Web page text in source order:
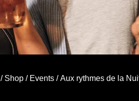
/ Shop/ Events/Aux rythmes de la